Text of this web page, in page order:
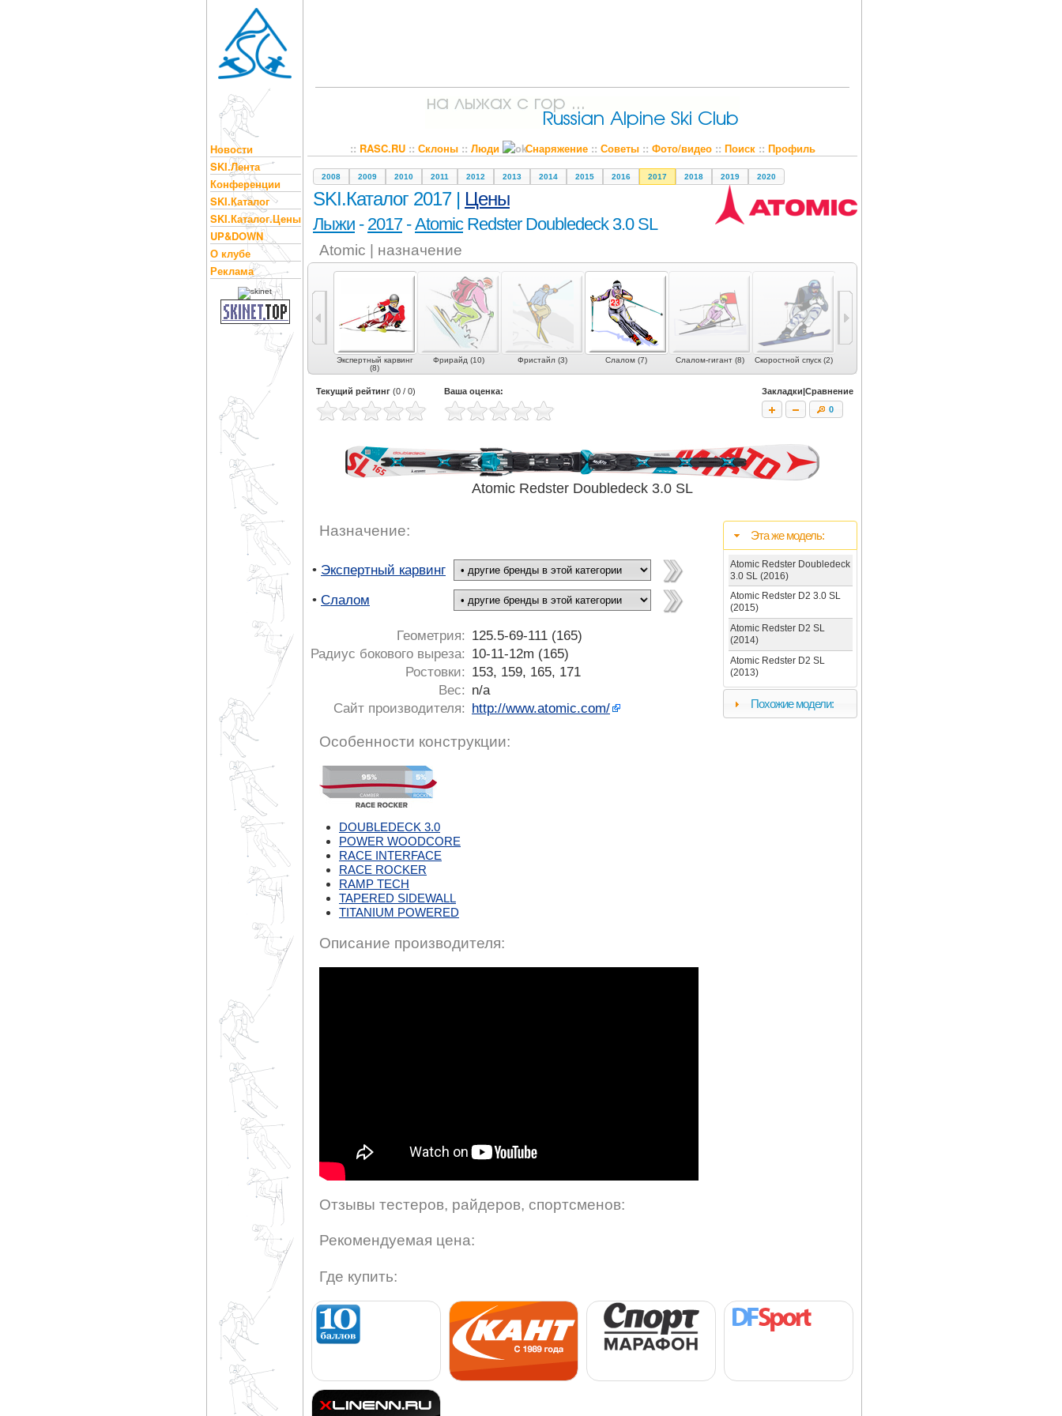
Новости
SKI.Лента
Конференции
SKI.Каталог
SKI.Каталог.Цены
UP&DOWN
О клубе
Реклама
:: RASC.RU:: Склоны:: Люди Снаряжение:: Советы:: Фото/видео:: Поиск:: Профиль
2008 2009 2010 2011 2012 2013 2014 2015 2016 2017 2018 2019 2020
SKI.Каталог 2017 | Цены
Лыжи - 2017-AtomicRedster Doubledeck 3.0 SL
Atomic | назначение
Карвинг (3)
Экспертный карвинг
(8)
Фрирайд (10) Фристайл (3) Слалом (7) Слалом-гигант (8) Скоростной спуск (2)
Текущий рейтинг (0 / 0) Ваша оценка:
Закладки|Сравнение
0
Atomic Redster Doubledeck 3.0 SL
Эта же модель:
Atomic Redster Doubledeck
3.0 SL (2016)
Atomic Redster D2 3.0 SL
(2015)
Atomic Redster D2 SL
(2014)
Atomic Redster D2 SL
(2013)
Похожие модели:
Назначение:
• Экспертный карвинг
• Слалом
Геометрия:
125.5-69-111 (165)
Радиус бокового выреза:
10-11-12m (165)
Ростовки:
153, 159, 165, 171
Вес:
n/a
Сайт производителя:
http://www.atomic.com/
Особенности конструкции:
DOUBLEDECK 3.0
POWER WOODCORE
RACE INTERFACE
RACE ROCKER
RAMP TECH
TAPERED SIDEWALL
TITANIUM POWERED
Описание производителя:
Отзывы тестеров, райдеров, спортсменов:
Рекомендуемая цена:
Где купить: